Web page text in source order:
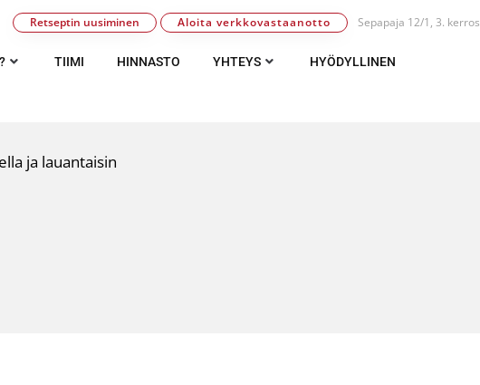
Retseptin uusiminen Aloita verkkovastaanotto Sepapaja 12/1, 3. kerros
TIIMI HINNASTO YHTEYS HYÖDYLLINEN
ja lauantaisin